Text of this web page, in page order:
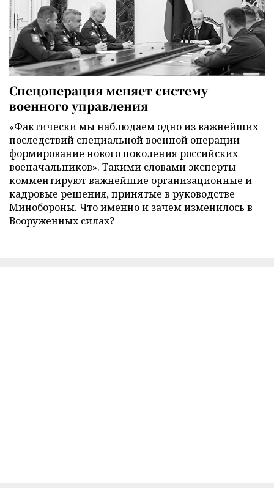
Спецоперация меняет систему
военного управления
«Фактически мы наблюдаем одно из важнейших
последствий специальной военной операции –
формирование нового поколения российских
военачальников». Такими словами эксперты
комментируют важнейшие организационные и
кадровые решения, принятые в руководстве
Минобороны. Что именно и зачем изменилось в
Вооруженных силах?